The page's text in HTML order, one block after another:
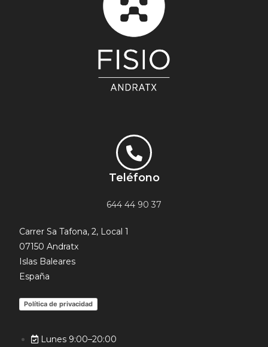
Teléfono
644 44 90 37
Carrer Sa Tafona, 2, Local 1
07150 Andratx
Islas Baleares
España
Política de privacidad
Lunes 9:00–20:00